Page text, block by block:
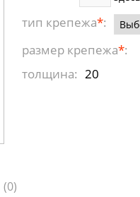
тип крепежа*:
размер крепежа*:
толщина: 20
(0)